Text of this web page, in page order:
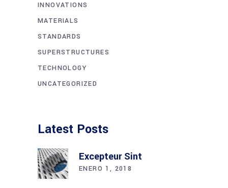
INNOVATIONS
MATERIALS
STANDARDS
SUPERSTRUCTURES
TECHNOLOGY
UNCATEGORIZED
Latest Posts
Excepteur Sint
ENERO 1, 2018